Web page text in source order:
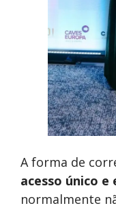
A forma de
acesso único e
normalmente